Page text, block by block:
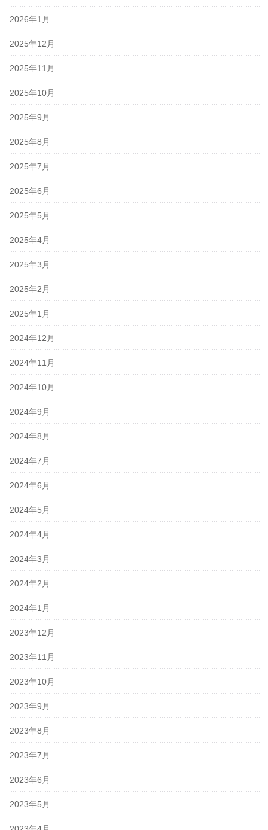
2026年1月
2025年12月
2025年11月
2025年10月
2025年9月
2025年8月
2025年7月
2025年6月
2025年5月
2025年4月
2025年3月
2025年2月
2025年1月
2024年12月
2024年11月
2024年10月
2024年9月
2024年8月
2024年7月
2024年6月
2024年5月
2024年4月
2024年3月
2024年2月
2024年1月
2023年12月
2023年11月
2023年10月
2023年9月
2023年8月
2023年7月
2023年6月
2023年5月